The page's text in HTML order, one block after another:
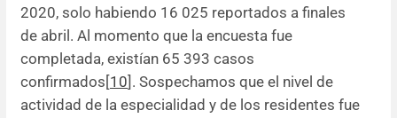
2020, solo habiendo 16 025 reportados a finales
de abril. Al momento que la encuesta fue
completada, existían 65 393 casos
confirmados[10]. Sospechamos que el nivel de
actividad de la especialidad y de los residentes fue